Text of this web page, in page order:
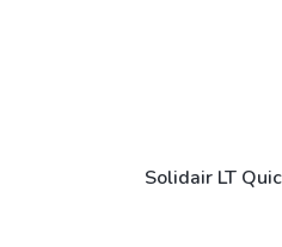
Solidair LT